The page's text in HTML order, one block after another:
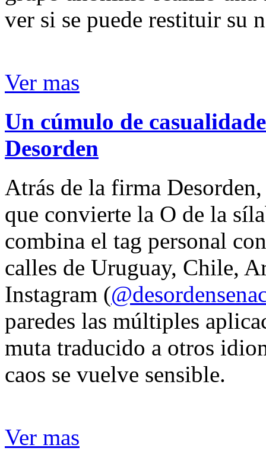
ver si se puede restituir su
Ver mas
Un cúmulo de
Desorden
Atrás de la firma
que convierte la O de la
combina el tag personal
calles de Uruguay, Chile,
Instagram (
paredes las múltiples
muta traducido a otros
caos se vuelve sensible.
Ver mas